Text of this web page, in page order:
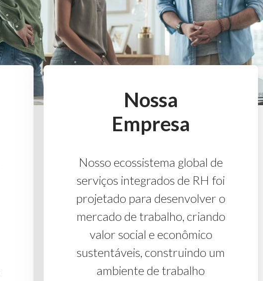
Nossa
Empresa
Nosso ecossistema global de
serviços integrados de RH foi
projetado para desenvolver o
mercado de trabalho, criando
valor social e econômico
sustentáveis, construindo um
ambiente de trabalho